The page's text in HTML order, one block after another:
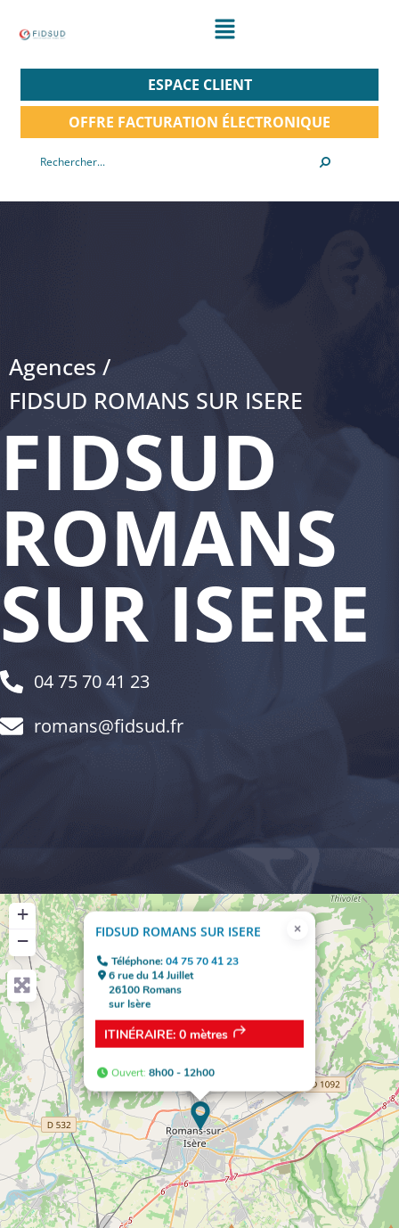
ESPACE CLIENT
OFFRE FACTURATION ÉLECTRONIQUE
Agences /
FIDSUD ROMANS SUR ISERE
FIDSUD
ROMANS
SUR ISERE
04 75 70 41 23
romans@fidsud.fr
FIDSUD ROMANS SUR ISERE
Téléphone:04 75 70 41 23
6 rue du 14 Juillet
26100 Romans
sur Isère
ITINÉRAIRE: 0 mètres
Ouvert: 8h00 - 12h00
×
+
−